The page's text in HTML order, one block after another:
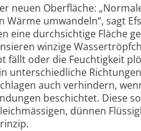
neuen Oberfläche:
Wärme umwandeln“, sagt
eine durchsichtige Fläche
winzige
fällt oder die Feuchtigkeit
unterschiedliche
auch verhindern,
beschichtet. Diese
dünnen